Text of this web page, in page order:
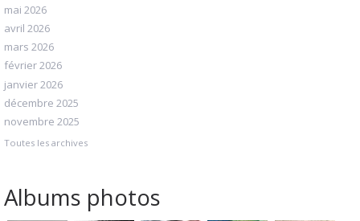
mai 2026
avril 2026
mars 2026
février 2026
janvier 2026
décembre 2025
novembre 2025
Toutes les archives
Albums photos